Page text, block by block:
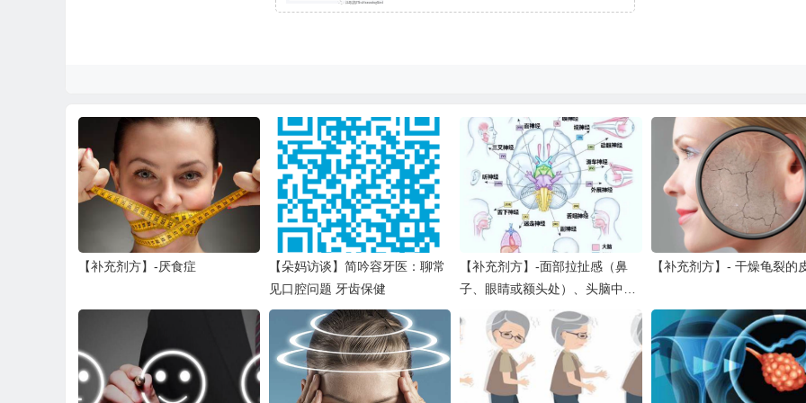
【补充剂方】-厌食症
【朵妈访谈】简吟容牙医：聊常
见口腔问题 牙齿保健
【补充剂方】-面部拉扯感（鼻
子、眼睛或额头处）、头脑中的
脉动感、脊髓灰质炎后综合症
【补充剂方】- 干燥龟裂的